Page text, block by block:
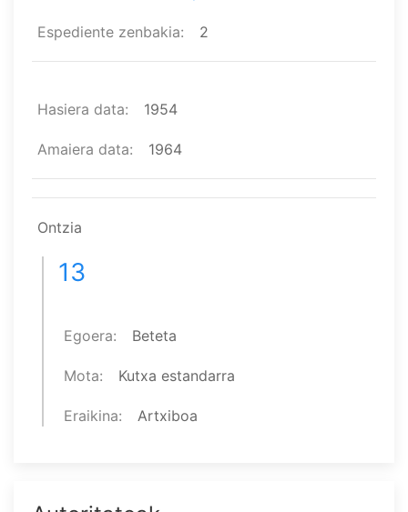
Espediente zenbakia 2
Hasiera data 1954
Amaiera data 1964
Ontzia
13
Egoera Beteta
Mota Kutxa estandarra
Eraikina Artxiboa